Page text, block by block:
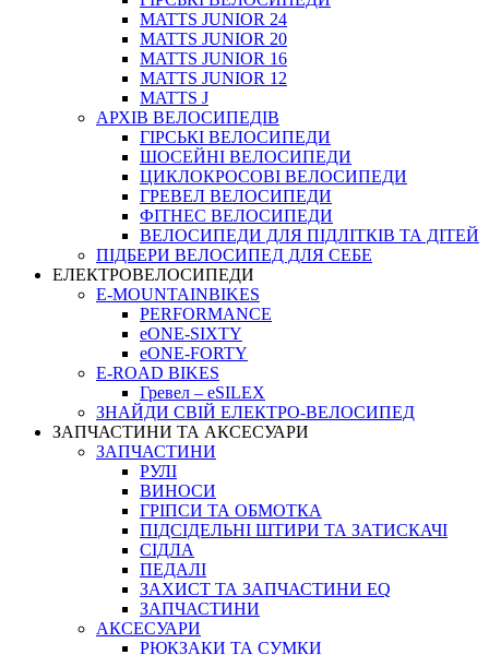
MATTS JUNIOR 24
MATTS JUNIOR 20
MATTS JUNIOR 16
MATTS JUNIOR 12
MATTS J
АРХIВ ВЕЛОСИПЕДIВ
ГІРСЬКІ ВЕЛОСИПЕДИ
ШОСЕЙНІ ВЕЛОСИПЕДИ
ЦИКЛОКРОСОВІ ВЕЛОСИПЕДИ
ГРЕВЕЛ ВЕЛОСИПЕДИ
ФІТНЕС ВЕЛОСИПЕДИ
ВЕЛОСИПЕДИ ДЛЯ ПІДЛІТКІВ ТА ДІТЕЙ
ПIДБЕРИ ВЕЛОСИПЕД ДЛЯ СЕБЕ
ЕЛЕКТРОВЕЛОСИПЕДИ
E-MOUNTAINBIKES
PERFORMANCE
eONE-SIXTY
eONE-FORTY
E-ROAD BIKES
Гревел – eSILEX
ЗНАЙДИ СВІЙ ЕЛЕКТРО-ВЕЛОСИПЕД
ЗАПЧАСТИНИ ТА АКСЕСУАРИ
ЗАПЧАСТИНИ
РУЛІ
ВИНОСИ
ГРІПСИ ТА ОБМОТКА
ПІДСІДЕЛЬНІ ШТИРИ ТА ЗАТИСКАЧІ
СІДЛА
ПЕДАЛІ
ЗАХИСТ ТА ЗАПЧАСТИНИ EQ
ЗАПЧАСТИНИ
АКСЕСУАРИ
РЮКЗАКИ ТА СУМКИ